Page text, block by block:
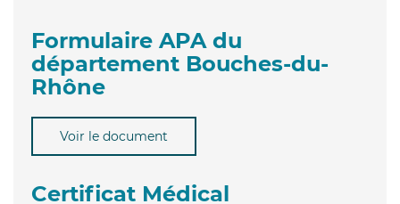
Formulaire APA du
département Bouches-du-
Rhône
Voir le document
Certificat Médical